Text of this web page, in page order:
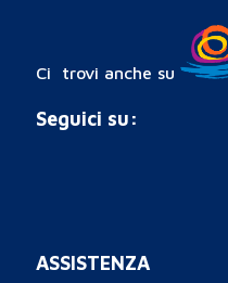
Ci trovi anche su
Seguici su:
ASSISTENZA